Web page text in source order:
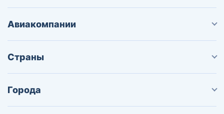
Авиакомпании
Страны
Города